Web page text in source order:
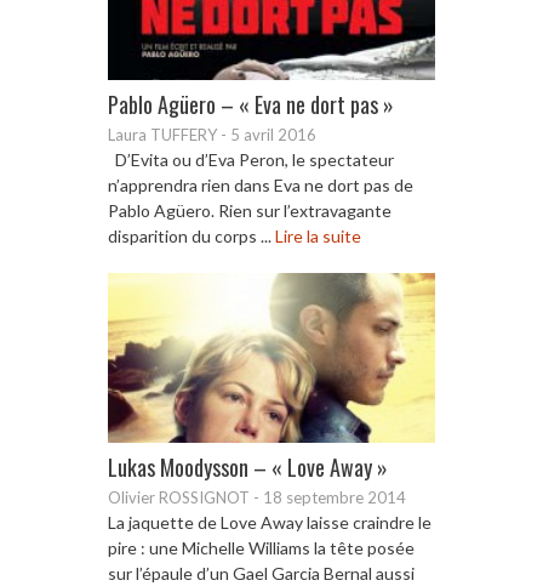
Pablo Agüero – « Eva ne dort pas »
Laura TUFFERY - 5 avril 2016
D’Evita ou d’Eva Peron, le spectateur
n’apprendra rien dans Eva ne dort pas de
Pablo Agüero. Rien sur l’extravagante
disparition du corps ...Lire la suite
Lukas Moodysson – « Love Away »
Olivier ROSSIGNOT - 18 septembre 2014
La jaquette de Love Away laisse craindre le
pire : une Michelle Williams la tête posée
sur l’épaule d’un Gael Garcia Bernal aussi